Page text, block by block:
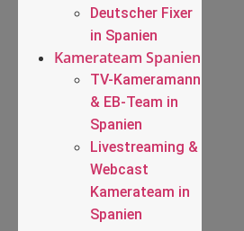
Deutscher Fixer
in Spanien
Kamerateam Spanien
TV-Kameramann
& EB-Team in
Spanien
Livestreaming &
Webcast
Kamerateam in
Spanien